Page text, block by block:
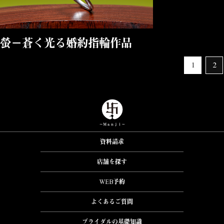
螢－蒼く光る婚約指輪作品
1 2
資料請求
店舗を探す
WEB予約
よくあるご質問
ブライダルの基礎知識